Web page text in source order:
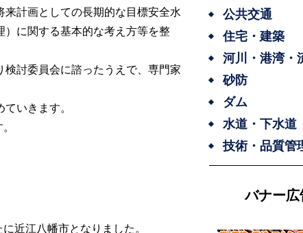
計画としての長期的な目標安全水
に関する基本的な考え方等を整
討委員会に諮ったうえで、専門家
いきます。
近江八幡市となりました。
公共交通
住宅・建築
河川・港湾・
砂防
ダム
水道・下水道
技術・品質管
バナー広